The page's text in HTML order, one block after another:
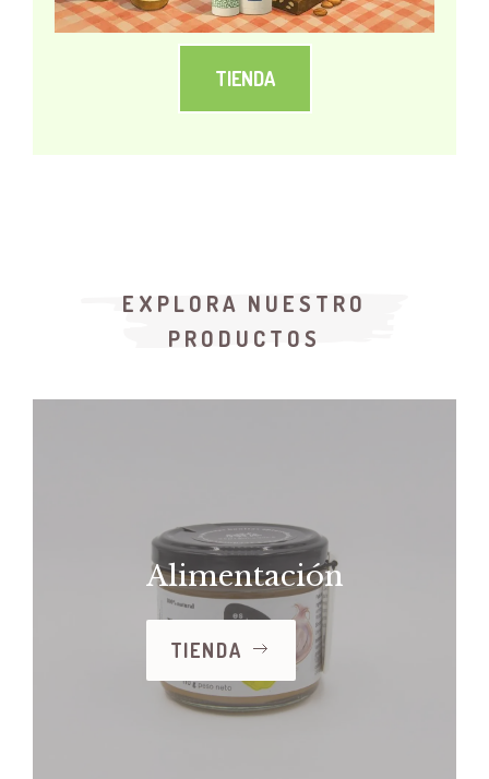
TIENDA
EXPLORA NUESTRO
PRODUCTOS
Alimentación
TIENDA